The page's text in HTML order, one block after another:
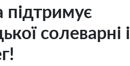
підтримує
солеварні і